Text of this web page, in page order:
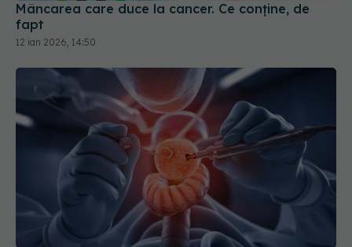
Mâncarea care duce la cancer. Ce conține, de
fapt
12 ian 2026, 14:50